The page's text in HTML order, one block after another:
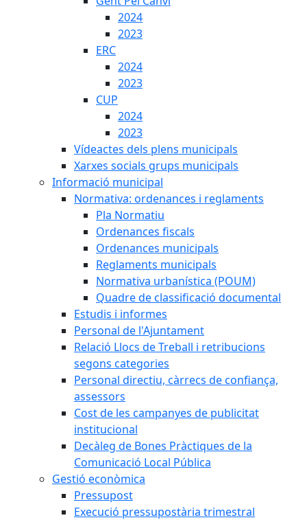
2024
2023
ERC
2024
2023
CUP
2024
2023
Vídeactes dels plens municipals
Xarxes socials grups municipals
Informació municipal
Normativa: ordenances i reglaments
Pla Normatiu
Ordenances fiscals
Ordenances municipals
Reglaments municipals
Normativa urbanística (POUM)
Quadre de classificació documental
Estudis i informes
Personal de l'Ajuntament
Relació Llocs de Treball i retribucions
segons categories
Personal directiu, càrrecs de confiança,
assessors
Cost de les campanyes de publicitat
institucional
Decàleg de Bones Pràctiques de la
Comunicació Local Pública
Gestió econòmica
Pressupost
Execució pressupostària trimestral